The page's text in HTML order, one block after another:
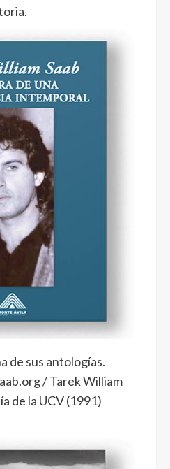
de sus antologías.
/ Tarek William
de la UCV (1991)